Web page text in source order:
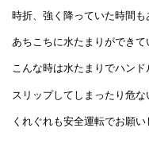
時折、強く降っていた時間も
あちこちに水たまりができて
こんな時は水たまりでハンド
スリップしてしまったり危な
くれぐれも安全運転でお願い